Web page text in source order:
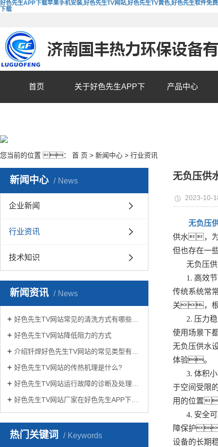
好色先生APP下载苹果手机安装,好色先生TV网站,好色先生TV黄色,好色先生软件免费
下载
首页 关于好色先生APP下 产品中心
您当前的位置 ： 首 页 > 新闻中心 > 行业资讯
新闻中心 News
企业新闻
行业资讯
技术知识
新闻资讯 News
好色先生TV网站常见的清洗方式有哪些？
好色先生TV网站降低阻力的方式
介绍钎焊好色先生TV网站的常见类型有哪些
好色先生TV网站的传热机理是什么?
好色先生TV网站运行故障的诊断及处理方法
好色先生TV网站厂家在好色先生APP下载苹果手机安装生活中有哪些作用？
热门关键词 Keywords
无负压
2023-10-
无负压
供水，
但也存在一
无负压
1. 高效
传统系统常
关，根
2. 压力
使用场景下
无负压供水
体验。
3. 体积
于空间受限
用的位置
4. 安全
障保护
设备的长期